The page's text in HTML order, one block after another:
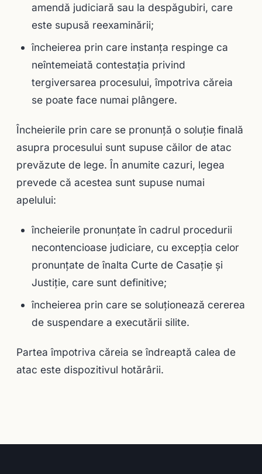
amendă judiciară sau la despăgubiri, care
este supusă reexaminării;
încheierea prin care instanţa respinge ca
neîntemeiată contestaţia privind
tergiversarea procesului, împotriva căreia
se poate face numai plângere.
Încheierile prin care se pronunţă o soluţie finală
asupra procesului sunt supuse căilor de atac
prevăzute de lege. În anumite cazuri, legea
prevede că acestea sunt supuse numai
apelului:
încheierile pronunţate în cadrul procedurii
necontencioase judiciare, cu excepţia celor
pronunţate de înalta Curte de Casaţie şi
Justiţie, care sunt definitive;
încheierea prin care se soluţionează cererea
de suspendare a executării silite.
Partea împotriva căreia se îndreaptă calea de
atac este dispozitivul hotărârii.